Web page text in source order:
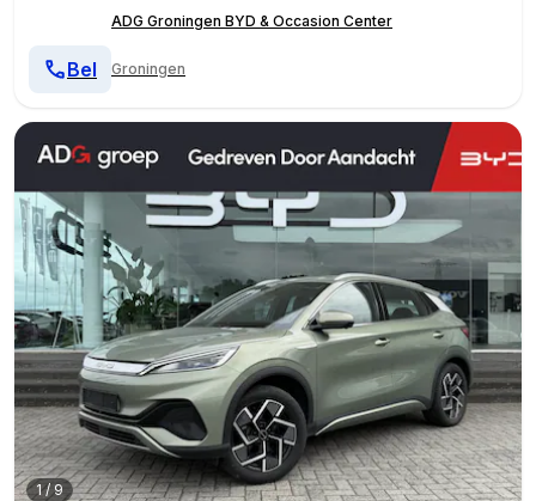
ADG Groningen BYD & Occasion Center
Groningen
Bel
1/9